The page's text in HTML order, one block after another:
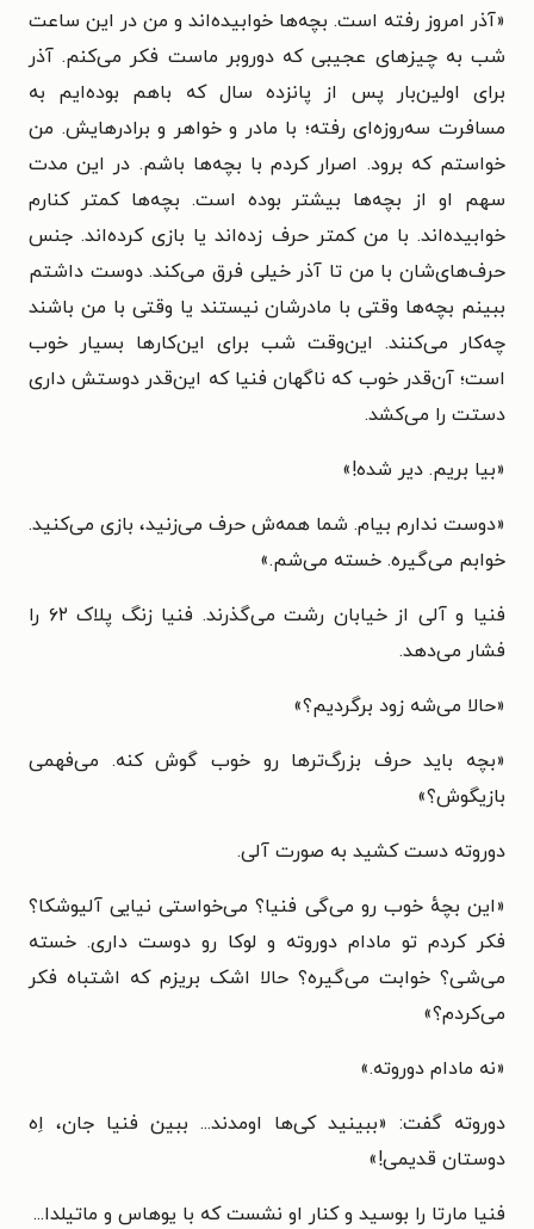
«آذر امروز رفته است. بچه‌ها خوابیده‌اند و من در این ساعت
شب به چیزهای عجیبی که دوروبر ماست فکر می‌کنم. آذر
برای اولین‌بار پس از پانزده سال که باهم بوده‌ایم به
مسافرت سه‌روزه‌ای رفته؛ با مادر و خواهر و برادرهایش. من
خواستم که برود. اصرار کردم با بچه‌ها باشم. در این مدت
سهم او از بچه‌ها بیشتر بوده است. بچه‌ها کمتر کنارم
خوابیده‌اند. با من کمتر حرف زده‌اند یا بازی کرده‌اند. جنس
حرف‌های‌شان با من تا آذر خیلی فرق می‌کند. دوست داشتم
ببینم بچه‌ها وقتی با مادرشان نیستند یا وقتی با من باشند
چه‌کار می‌کنند. این‌وقت شب برای این‌کارها بسیار خوب
است؛ آن‌قدر خوب که ناگهان فنیا که این‌قدر دوستش داری
دستت را می‌کشد.
«بیا بریم. دیر شده!»
«دوست ندارم بیام. شما همه‌ش حرف می‌زنید، بازی می‌کنید.
خوابم می‌گیره. خسته می‌شم.»
فنیا و آلی از خیابان رشت می‌گذرند. فنیا زنگ پلاک ۶۲ را
فشار می‌دهد.
«حالا می‌شه زود برگردیم؟»
«بچه باید حرف بزرگ‌ترها رو خوب گوش کنه. می‌فهمی
بازیگوش؟»
دوروته دست کشید به صورت آلی.
«این بچهٔ خوب رو می‌گی فنیا؟ می‌خواستی نیایی آلیوشکا؟
فکر کردم تو مادام دوروته و لوکا رو دوست داری. خسته
می‌شی؟ خوابت می‌گیره؟ حالا اشک بریزم که اشتباه فکر
می‌کردم؟»
«نه مادام دوروته.»
دوروته گفت: «ببینید کی‌ها اومدند... ببین فنیا جان، اِه
دوستان قدیمی!»
فنیا مارتا را بوسید و کنار او نشست که با یوهاس و ماتیلدا...